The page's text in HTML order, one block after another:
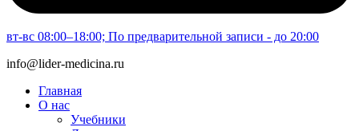
вт-вс 08:00–18:00; По предварительной записи - до 20:00
info@lider-medicina.ru
Главная
О нас
Учебники